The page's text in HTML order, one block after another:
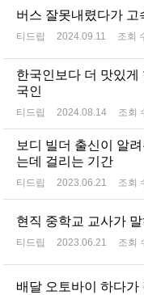
버스 잘못내렸다가
티드립 2024.09.11 조회
한국인보다 더 맛있게
국인
티드립 2024.08.14 조회
보디 빌더 출신이 알
는데 걸리는 기간
티드립 2023.06.21 조회
현직 중학교 교사가
티드립 2023.06.21 조회
배달 오토바이 하다가